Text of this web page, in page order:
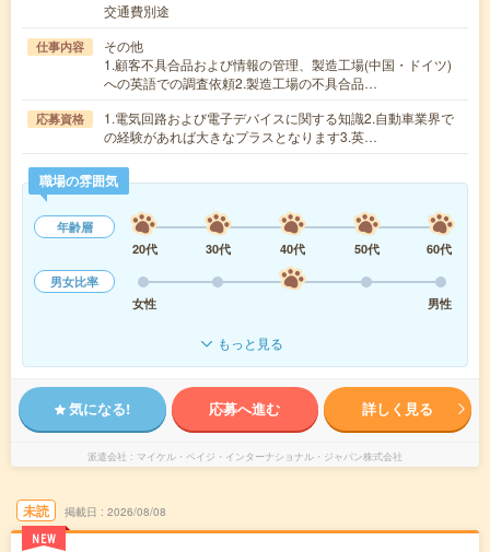
交通費別途
仕事内容
その他
1.顧客不具合品および情報の管理、製造工場(中国・ドイツ)
への英語での調査依頼2.製造工場の不具合品…
応募資格
1.電気回路および電子デバイスに関する知識2.自動車業界で
の経験があれば大きなプラスとなります3.英…
職場の雰囲気
年齢層
20代
30代 40代 50代
60代
男女比率
女性
男性
もっと見る
気になる! 応募へ進む 詳しく見る
派遣会社 マイケル・ペイジ・インターナショナル・ジャパン株式会社
未読
NEW
掲載日 2026/08/08